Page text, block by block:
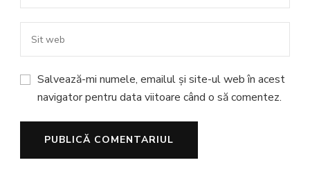
Salvează-mi numele, emailul și site-ul web în acest
navigator pentru data viitoare când o să comentez.